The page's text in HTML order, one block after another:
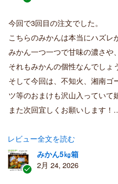
証
済
み
購
者
今回で3回目の注文でした。
こちらのみかんは本当にハズレ
みかん一つ一つで甘味の濃さや
それもみかんの個性なんでしょ
そして今回は、不知火、湘南ゴ
ツ等のおまけも沢山入っていて
また次回宜しくお願いします！
レビュー全文を読む
みかん5㎏箱
2月 24, 2026